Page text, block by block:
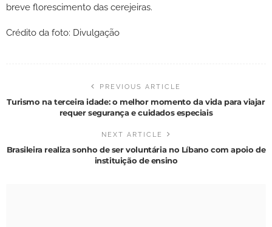
breve florescimento das cerejeiras.
Crédito da foto: Divulgação
PREVIOUS ARTICLE
Turismo na terceira idade: o melhor momento da vida para viajar
requer segurança e cuidados especiais
NEXT ARTICLE
Brasileira realiza sonho de ser voluntária no Líbano com apoio de
instituição de ensino